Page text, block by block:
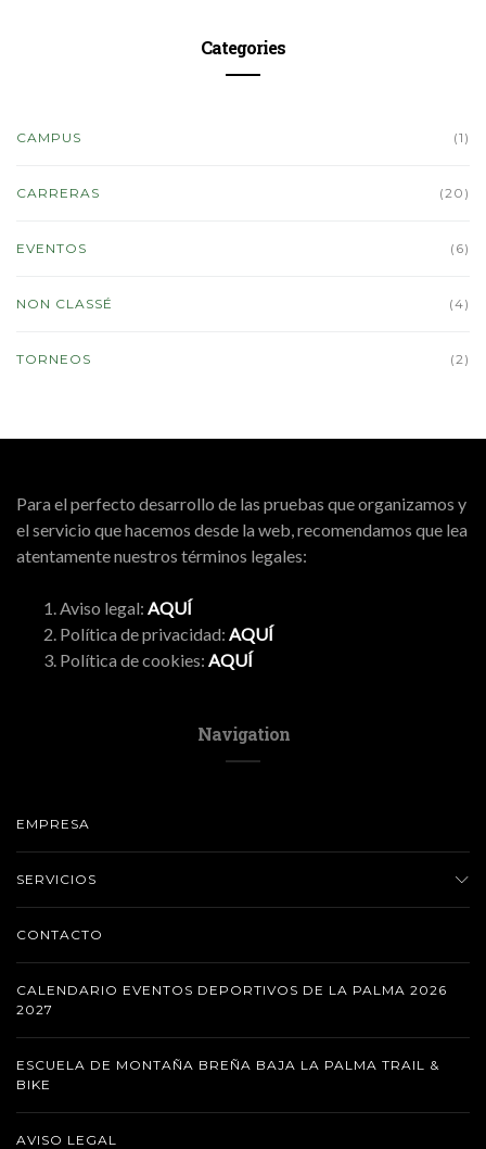
Categories
CAMPUS (1)
CARRERAS (20)
EVENTOS (6)
NON CLASSÉ (4)
TORNEOS (2)
Para el perfecto desarrollo de las pruebas que organizamos y
el servicio que hacemos desde la web, recomendamos que lea
atentamente nuestros términos legales:
Aviso legal: AQUÍ
Política de privacidad: AQUÍ
Política de cookies: AQUÍ
Navigation
EMPRESA
SERVICIOS
CONTACTO
CALENDARIO EVENTOS DEPORTIVOS DE LA PALMA 2026
2027
ESCUELA DE MONTAÑA BREÑA BAJA LA PALMA TRAIL &
BIKE
AVISO LEGAL